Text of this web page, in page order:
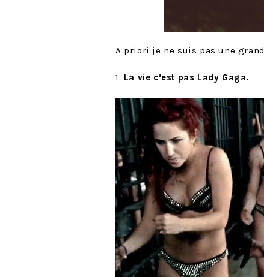
A priori je ne suis pas une
1. La vie c’est pas Lady Gaga.